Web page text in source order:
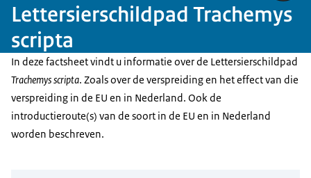
Lettersierschildpad Trachemys
scripta
In deze factsheet vindt u informatie over de Lettersierschildpad
Trachemys scripta. Zoals over de verspreiding en het effect van die
verspreiding in de EU en in Nederland. Ook de
introductieroute(s) van de soort in de EU en in Nederland
worden beschreven.